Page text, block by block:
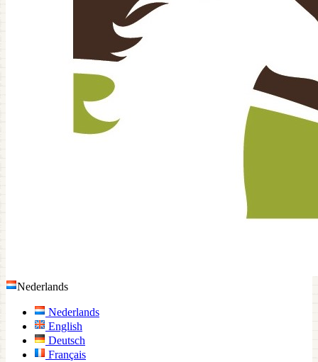
Nederlands
Nederlands
English
Deutsch
Français